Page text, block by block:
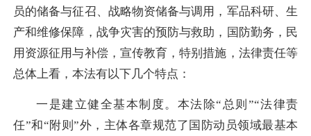
员的储备与征召、战略物资储备与调用，军品科研、生
产和维修保障，战争灾害的预防与救助，国防勤务，民
用资源征用与补偿，宣传教育，特别措施，法律责任等
总体上看，本法有以下几个特点：
一是建立健全基本制度。 本法除“总则”“法律责
任”和“附则”外，主体各章规范了国防动员领域最基本